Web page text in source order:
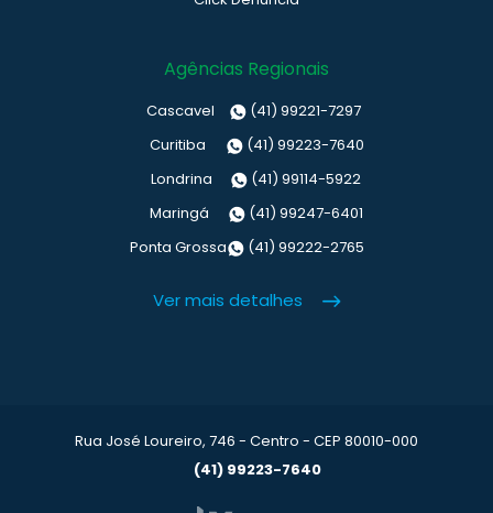
Agências Regionais
Cascavel
(41) 99221-7297
Curitiba
(41) 99223-7640
Londrina
(41) 99114-5922
Maringá
(41) 99247-6401
Ponta Grossa
(41) 99222-2765
Ver mais detalhes
Rua José Loureiro, 746 - Centro - CEP 80010-000
(41) 99223-7640